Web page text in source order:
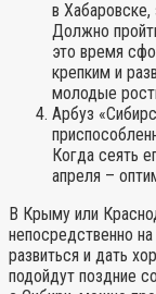
в Хабаровске,
Должно
это время
крепким и
молодые
Арбуз
Когда сеять
апреля –
В Крыму или
непосредственно
развиться и дать
подойдут поздние